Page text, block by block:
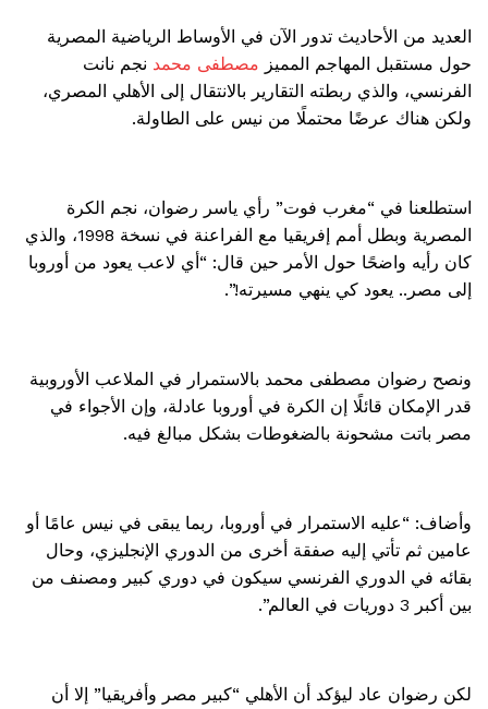
العديد من الأحاديث تدور الآن في الأوساط الرياضية المصرية
حول مستقبل المهاجم المميز مصطفى محمد نجم نانت
الفرنسي، والذي ربطته التقارير بالانتقال إلى الأهلي المصري،
ولكن هناك عرضًا محتملًا من نيس على الطاولة.
استطلعنا في “مغرب فوت” رأي ياسر رضوان، نجم الكرة
المصرية وبطل أمم إفريقيا مع الفراعنة في نسخة 1998، والذي
كان رأيه واضحًا حول الأمر حين قال: “أي لاعب يعود من أوروبا
إلى مصر.. يعود كي ينهي مسيرته!”.
ونصح رضوان مصطفى محمد بالاستمرار في الملاعب الأوروبية
قدر الإمكان قائلًا إن الكرة في أوروبا عادلة، وإن الأجواء في
مصر باتت مشحونة بالضغوطات بشكل مبالغ فيه.
وأضاف: “عليه الاستمرار في أوروبا، ربما يبقى في نيس عامًا أو
عامين ثم تأتي إليه صفقة أخرى من الدوري الإنجليزي، وحال
بقائه في الدوري الفرنسي سيكون في دوري كبير ومصنف من
بين أكبر 3 دوريات في العالم”.
لكن رضوان عاد ليؤكد أن الأهلي “كبير مصر وأفريقيا” إلا أن